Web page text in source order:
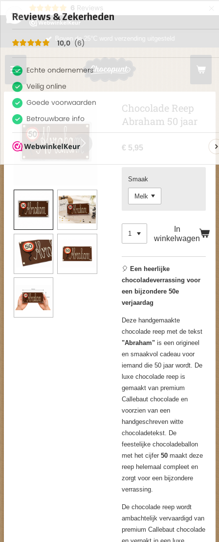
10
6 Reviews ×
Boven de 25°C word verzending uitgesteld
Chocolade Reep
Abraham 50 jaar
€ 5,95
Smaak
In
winkelwagen
🎈 Een heerlijke
chocoladeverrassing voor
een bijzondere 50e
verjaardag
Deze handgemaakte
chocolade reep met de tekst
"Abraham" is een origineel
en smaakvol cadeau voor
iemand die 50 jaar wordt. De
luxe chocolade reep is
gemaakt van premium
Callebaut chocolade en
voorzien van een
handgeschreven witte
chocoladetekst. De
feestelijke chocoladeballon
met het cijfer 50 maakt deze
reep helemaal compleet en
zorgt voor een bijzondere
verrassing.
De chocolade reep wordt
ambachtelijk vervaardigd van
premium Callebaut chocolade
en verpakt in een luxe